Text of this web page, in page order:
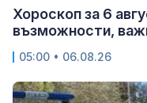
Хороскоп за 6
възможности,
05:00 • 06.08.26